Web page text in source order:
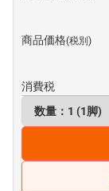
商品価格(税別)
消費税